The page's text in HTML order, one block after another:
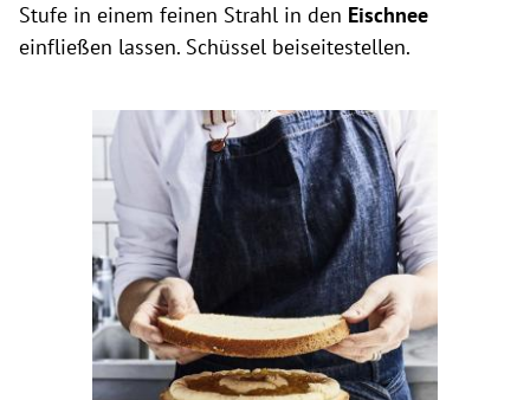
Stufe in einem feinen Strahl in den Eischnee
einfließen lassen. Schüssel beiseitestellen.